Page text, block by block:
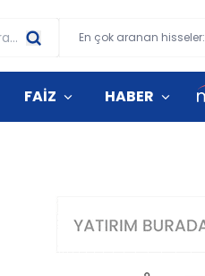
En çok aranan hisseler:
FAİZ HABER